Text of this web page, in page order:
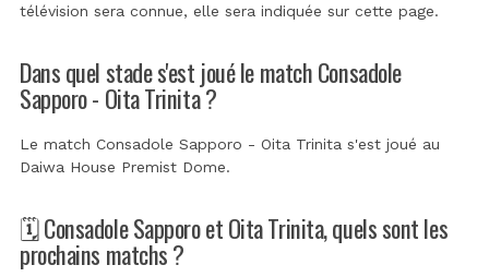
télévision sera connue, elle sera indiquée sur cette page.
Dans quel stade s'est joué le match Consadole
Sapporo - Oita Trinita ?
Le match Consadole Sapporo - Oita Trinita s'est joué au
Daiwa House Premist Dome.
🗓️ Consadole Sapporo et Oita Trinita, quels sont les
prochains matchs ?